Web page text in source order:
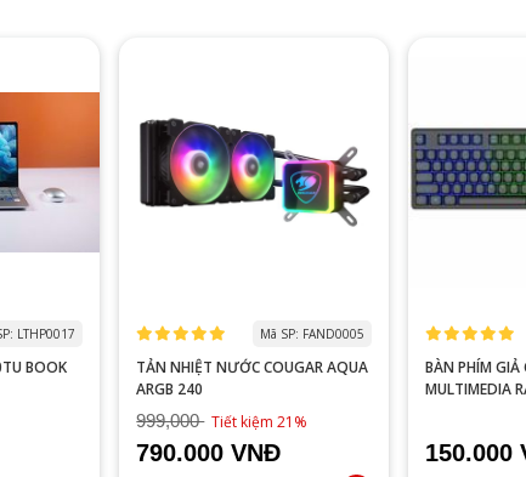
LTHP0017
BOOK
Mã SP: FAND0005
TẢN NHIỆT NƯỚC COUGAR AQUA
ARGB 240
999,000 Tiết kiệm 21%
790.000 VNĐ
BÀN PHÍM GIẢ CƠ
MULTIMEDIA
150.000